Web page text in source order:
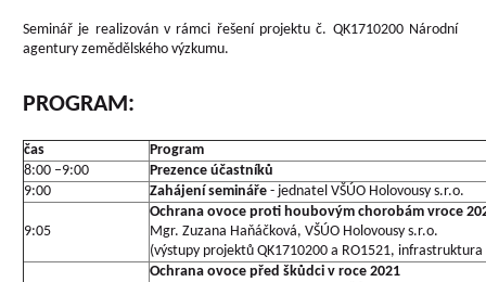
Seminář je realizován v rámci řešení projektu č. QK1710200 Národní
agentury zemědělského výzkumu.
PROGRAM:
čas
Program
8:00 –9:00
Prezence účastníků
9:00
Zahájení semináře - jednatel VŠÚO Holovousy s.r.o.
9:05
Ochrana ovoce proti houbovým chorobám vroce
Mgr. Zuzana Haňáčková, VŠÚO Holovousy s.r.o.
(výstupy projektů QK1710200 a RO1521, infrastruktura
Ochrana ovoce před škůdci v roce 2021